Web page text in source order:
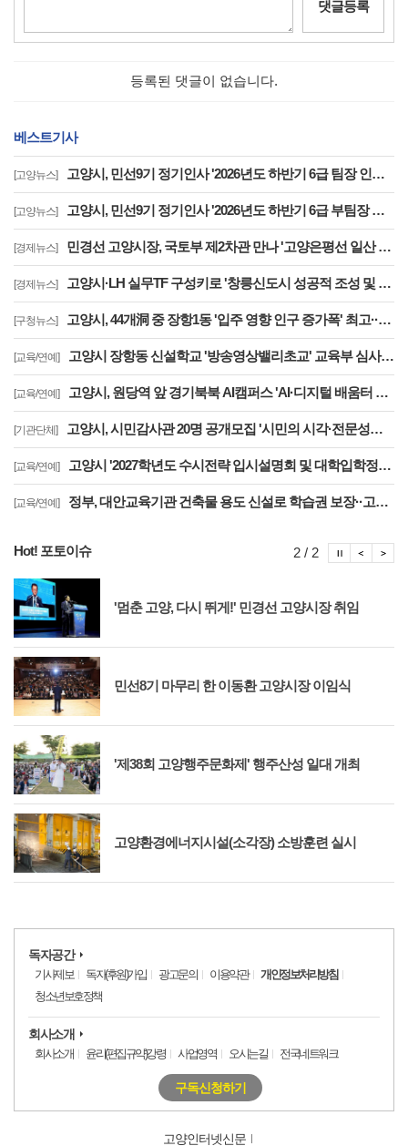
댓글등록
등록된 댓글이 없습니다.
베스트기사
[고양뉴스] 고양시, 민선9기 정기인사 '2026년도 하반기 6급 팀장 인사발령 사항'
[고양뉴스] 고양시, 민선9기 정기인사 '2026년도 하반기 6급 부팀장 이하 인사발령 사항'
[경제뉴스] 민경선 고양시장, 국토부 제2차관 만나 '고양은평선 일산 연장 반영' 등 요청
[경제뉴스] 고양시·LH 실무TF 구성키로 '창릉신도시 성공적 조성 및 자족기능 강화 협력'
[구청뉴스] 고양시, 44개洞 중 장항1동 '입주 영향 인구 증가폭' 최고··풍산동도 증가세 지속
[교육/연예] 고양시 장항동 신설학교 '방송영상밸리초교' 교육부 심사 통과··2030년 개교
[교육/연예] 고양시, 원당역 앞 경기북북 AI캠퍼스 'AI·디지털 배움터 체험존' 12월까지 운영
[기관단체] 고양시, 시민감사관 20명 공개모집 '시민의 시각·전문성으로 감사행정 제고'
[교육/연예] 고양시 '2027학년도 수시전략 입시설명회 및 대학입학정보박람회' 8일 개최
[교육/연예] 정부, 대안교육기관 건축물 용도 신설로 학습권 보장··고양자유학교 문제 해소
Hot! 포토이슈
'멈춘 고양, 다시 뛰게!' 민경선 고양시장 취임
민선8기 마무리 한 이동환 고양시장 이임식
'제38회 고양행주문화제' 행주산성 일대 개최
고양환경에너지시설(소각장) 소방훈련 실시
2 / 2 포
포토이
독자공간
기사제보 독자(후원)가입 광고문의 이용약관
개인정보처리방침
청소년보호정책
회사소개
회사소개 윤리(편집규약)강령 사업영역 오시는길 전국네트워크
구독신청하기
고양인터넷신문